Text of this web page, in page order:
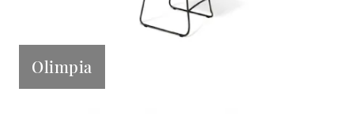
Olimpia